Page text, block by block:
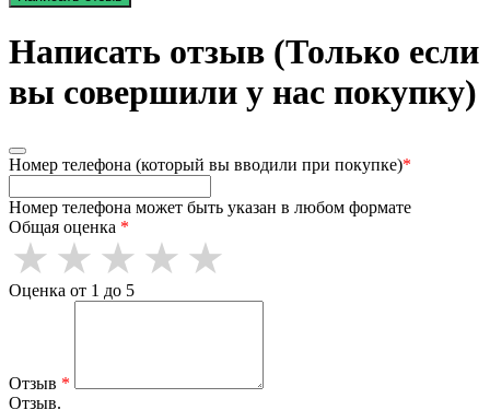
Написать отзыв (Только если
вы совершили у нас покупку)
Номер телефона (который вы вводили при покупке)*
Номер телефона может быть указан в любом формате
Общая оценка *
Оценка от 1 до 5
Отзыв *
Отзыв.